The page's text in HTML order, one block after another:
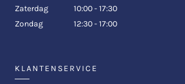
Zaterdag
10:00 - 17:30
Zondag
12:30 - 17:00
KLANTENSERVICE